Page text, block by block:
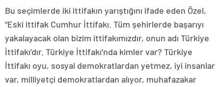
Bu seçimlerde iki ittifakın yarıştığını ifade eden Özel,
“Eski ittifak Cumhur İttifakı. Tüm şehirlerde başarıyı
yakalayacak olan bizim ittifakımızdır, onun adı Türkiye
İttifakı’dır. Türkiye İttifakı’nda kimler var? Türkiye
İttifakı oyu, sosyal demokratlardan yetmez, iyi insanlar
var, milliyetçi demokratlardan alıyor, muhafazakar